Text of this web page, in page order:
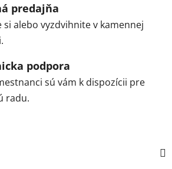
predajňa
si alebo vyzdvihnite v kamennej
podpora
sú vám k dispozícii pre
radu.